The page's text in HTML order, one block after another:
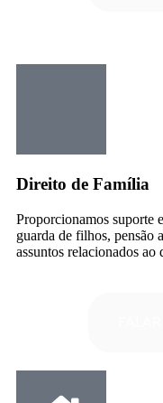
Direito de Família
Proporcionamos suporte
guarda de filhos, pensão
assuntos relacionados